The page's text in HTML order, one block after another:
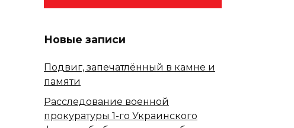
Новые записи
Подвиг, запечатлённый в камне и
памяти
Расследование военной
прокуратуры 1-го Украинского